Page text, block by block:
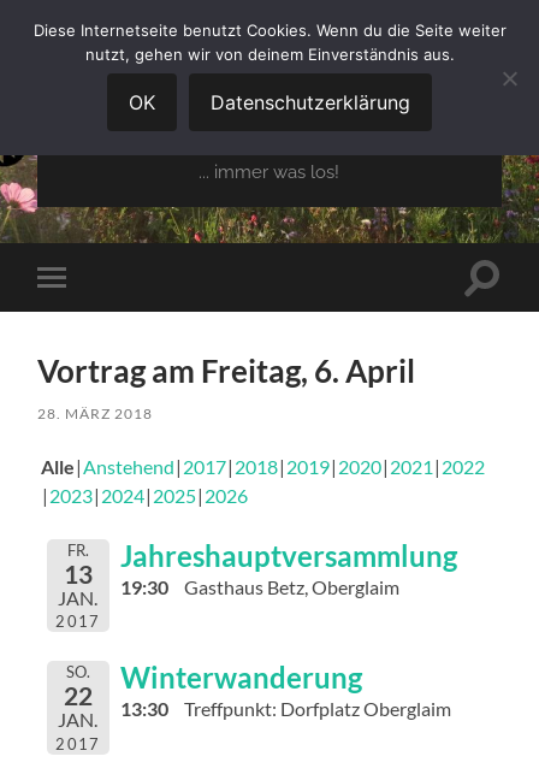
GARTENBAUVEREIN
OBERGLAIM E.V.
... immer was los!
Mobile-
Menü
Vortrag am Freitag, 6. April
28. MÄRZ 2018
Alle Anstehend 2017 2018 2019 2020 2021 2022
2023 2024 2025 2026
FR.
13
JAN.
2017
Jahreshauptversammlung
19:30 Gasthaus Betz, Oberglaim
SO.
22
JAN.
2017
Winterwanderung
13:30 Treffpunkt: Dorfplatz Oberglaim
Diese Internetseite benutzt Cookies. Wenn du die Seite weiter
nutzt, gehen wir von deinem Einverständnis aus.
OK Datenschutzerklärung